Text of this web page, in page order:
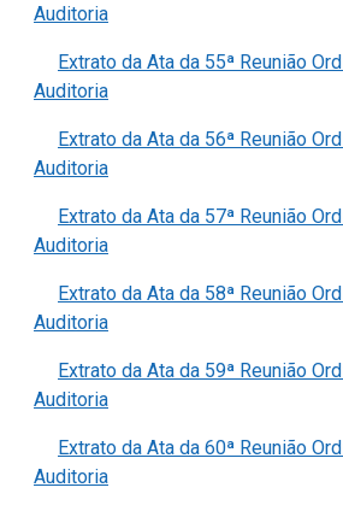
Auditoria
Extrato da Ata da 55ª Reunião
Auditoria
Extrato da Ata da 56ª Reunião
Auditoria
Extrato da Ata da 57ª Reunião
Auditoria
Extrato da Ata da 58ª Reunião
Auditoria
Extrato da Ata da 59ª Reunião
Auditoria
Extrato da Ata da 60ª Reunião
Auditoria